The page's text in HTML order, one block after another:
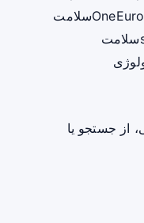
Oneسلامت
سلامت
از جستجو یا